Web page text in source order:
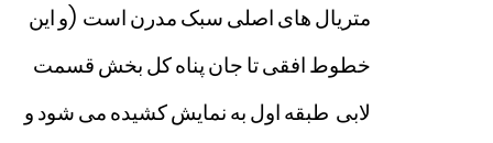
متریالهایاصلیسبکمدرناست )واین
خطوطافقیتاجانپناهکلبخشقسمت
لابی طبقهاولبهنمایشکشیدهمیشودو